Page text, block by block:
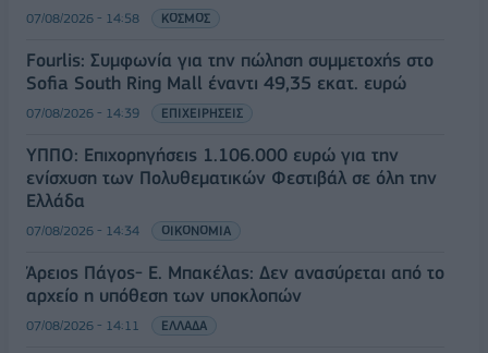
07/08/2026 - 14:58 ΚΟΣΜΟΣ
Fourlis: Συμφωνία για την πώληση συμμετοχής στο
Sofia South Ring Mall έναντι 49,35 εκατ. ευρώ
07/08/2026 - 14:39 ΕΠΙΧΕΙΡΗΣΕΙΣ
ΥΠΠΟ: Επιχορηγήσεις 1.106.000 ευρώ για την
ενίσχυση των Πολυθεματικών Φεστιβάλ σε όλη την
Ελλάδα
07/08/2026 - 14:34 ΟΙΚΟΝΟΜΙΑ
Άρειος Πάγος- Ε. Μπακέλας: Δεν ανασύρεται από το
αρχείο η υπόθεση των υποκλοπών
07/08/2026 - 14:11 ΕΛΛΑΔΑ